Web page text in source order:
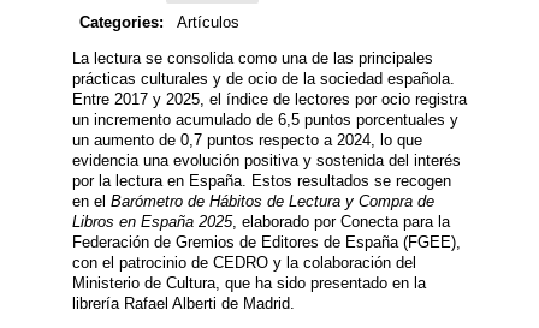
Categories:
Artículos
La lectura se consolida como una de las principales
prácticas culturales y de ocio de la sociedad española.
Entre 2017 y 2025, el índice de lectores por ocio registra
un incremento acumulado de 6,5 puntos porcentuales y
un aumento de 0,7 puntos respecto a 2024, lo que
evidencia una evolución positiva y sostenida del interés
por la lectura en España. Estos resultados se recogen
en el Barómetro de Hábitos de Lectura y Compra de
Libros en España 2025, elaborado por Conecta para la
Federación de Gremios de Editores de España (FGEE),
con el patrocinio de CEDRO y la colaboración del
Ministerio de Cultura, que ha sido presentado en la
librería Rafael Alberti de Madrid.